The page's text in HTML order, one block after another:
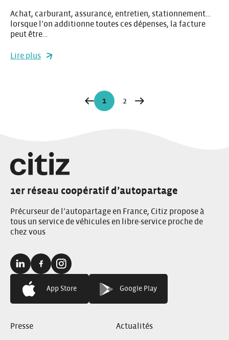
Achat, carburant, assurance, entretien, stationnement…
lorsque l’on additionne toutes ces dépenses, la facture
peut être…
Lire plus
Navigation
articles
Page
1
Page
2
1er réseau coopératif d’autopartage
Précurseur de l’autopartage en France, Citiz propose à
tous un service de véhicules en libre-service proche de
chez vous
Linkedin:Facebook:Instagram:
App Store Google Play
Presse Actualités